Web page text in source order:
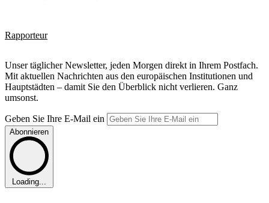
Rapporteur
Unser täglicher Newsletter, jeden Morgen direkt in Ihrem Postfach.
Mit aktuellen Nachrichten aus den europäischen Institutionen und
Hauptstädten – damit Sie den Überblick nicht verlieren. Ganz
umsonst.
Geben Sie Ihre E-Mail ein
Abonnieren
Loading...